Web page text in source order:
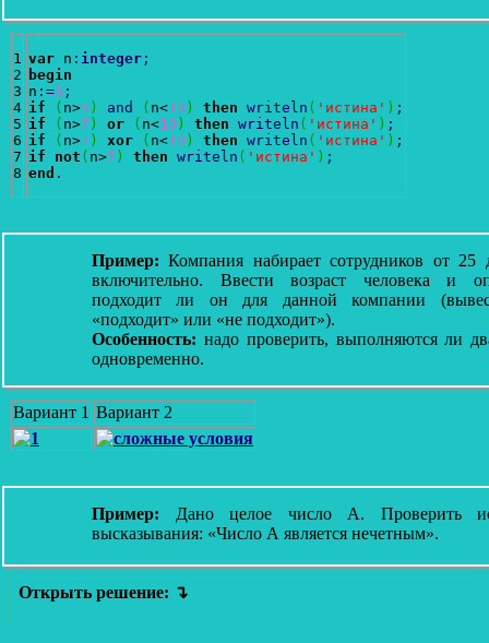
1
2
3
4
5
6
7
var n : integer ;
begin
n : =6 ;
if
( n>5 ) and ( n<10 ) then writeln ( 'истина' ) ;
if
( n>7 ) or ( n<10 ) then writeln ( 'истина' ) ;
if
( n>7 ) xor ( n<10 ) then writeln ( 'истина' ) ;
if
not ( n>7 ) then writeln ( 'истина' ) ;
end .
Пример: Компания набирает сотрудников от 25
включительно. Ввести возраст человека и
подходит ли он для данной компании
«подходит» или «не подходит»).
Особенность: надо проверить, выполняются ли
одновременно.
Вариант 1 Вариант 2
Пример: Дано целое число A. Проверить
высказывания: «Число A является нечетным».
Открыть решение: